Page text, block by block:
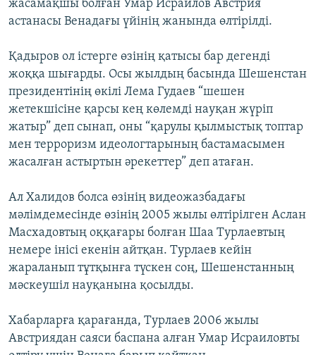
жасамақшы болған Умар Исраилов Австрия
астанасы Венадағы үйінің жанында өлтірілді.
Қадыров ол істерге өзінің қатысы бар дегенді
жоққа шығарды. Осы жылдың басында Шешенстан
президентінің өкілі Лема Гудаев “шешен
жетекшісіне қарсы кең көлемді науқан жүріп
жатыр” деп сынап, оны “қарулы қылмыстық топтар
мен терроризм идеологтарының бастамасымен
жасалған астыртын әрекеттер” деп атаған.
Ал Халидов болса өзінің видеожазбадағы
мәлімдемесінде өзінің 2005 жылы өлтірілген Аслан
Масхадовтың оққағары болған Шаа Турлаевтың
немере інісі екенін айтқан. Турлаев кейін
жараланып тұтқынға түскен соң, Шешенстанның
мәскеушіл науқанына қосылды.
Хабарларға қарағанда, Турлаев 2006 жылы
Австриядан саяси баспана алған Умар Исраиловты